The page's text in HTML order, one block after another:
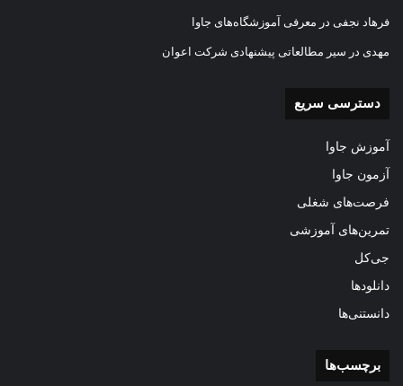
فرهاد نجفی در معرفی آموزشگاه‌های جاوا
مهدی در سیر مطالعاتی پیشنهادی شرکت اعوان
دسترسی سریع
آموزش جاوا
آزمون جاوا
فرصت‌های شغلی
تمرین‌های آموزشی
جی‌کل
دانلودها
دانستنی‌ها
برچسب‌ها